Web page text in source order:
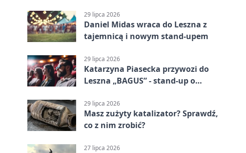
29 lipca 2026
Daniel Midas wraca do Leszna z
tajemnicą i nowym stand-upem
29 lipca 2026
Katarzyna Piasecka przywozi do
Leszna „BAGUS” - stand-up o
29 lipca 2026
Masz zużyty katalizator? Sprawdź,
co z nim zrobić?
27 lipca 2026